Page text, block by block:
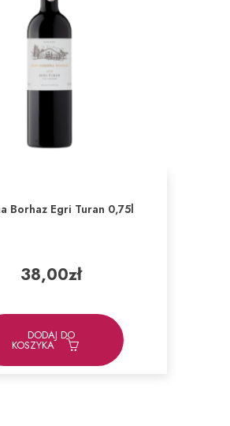
Borhaz Egri Turan 0,75l
38,00zł
DODAJ DO
KOSZYKA